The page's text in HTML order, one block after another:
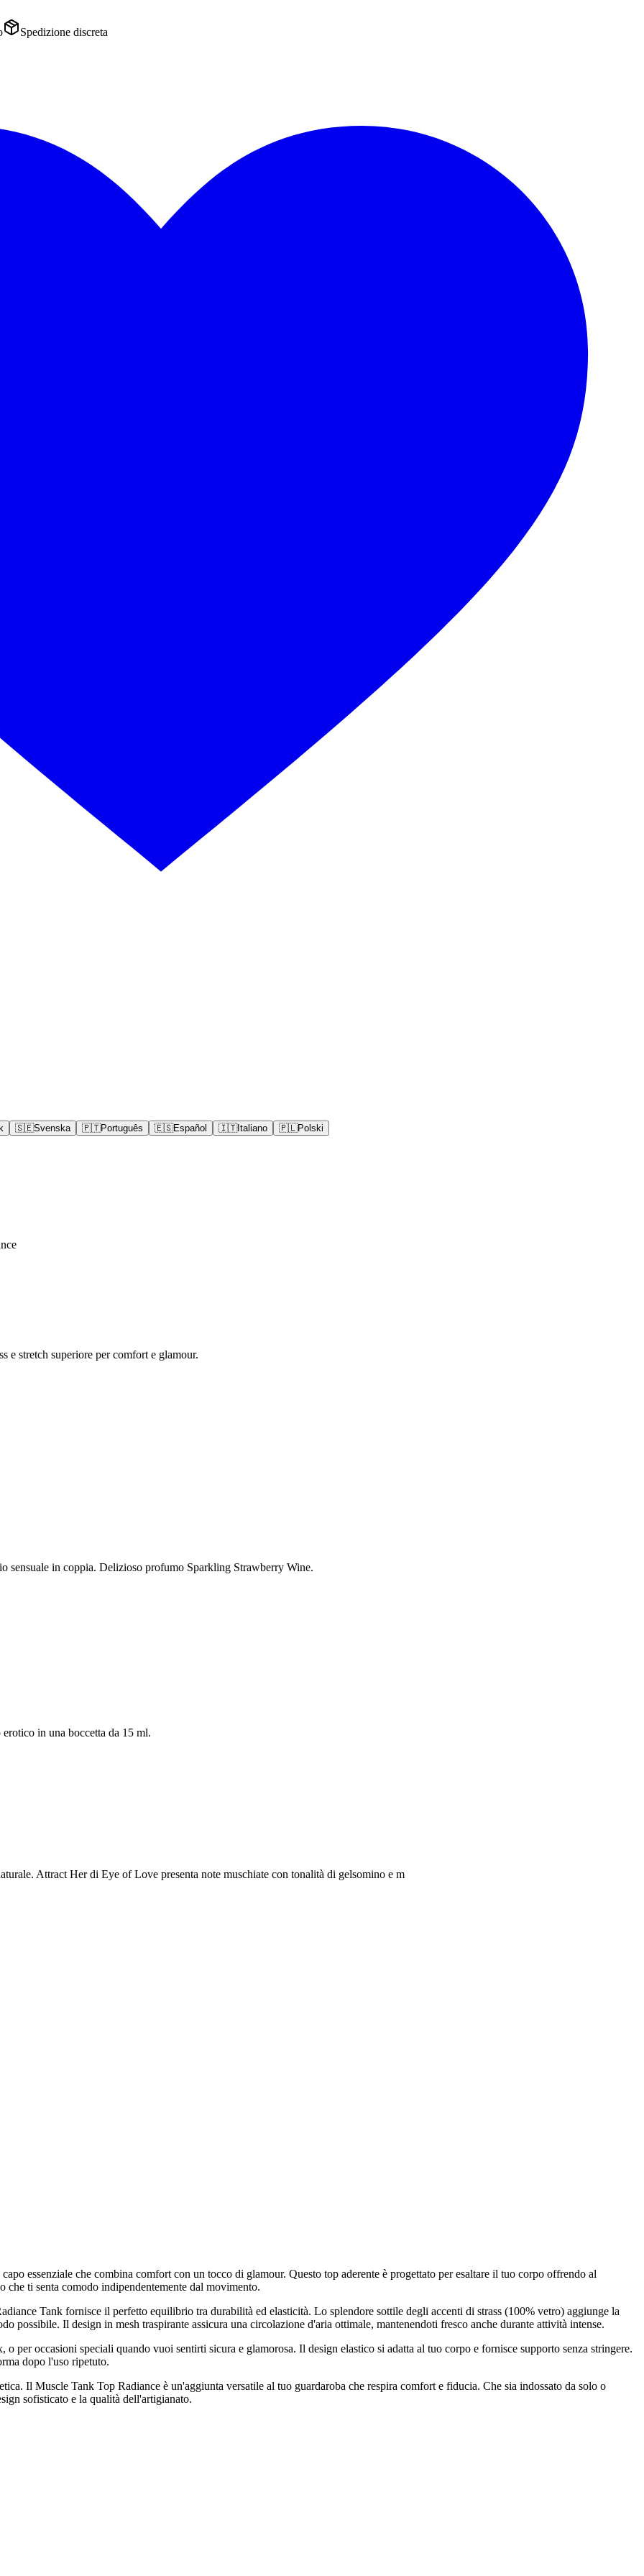
Spedizione discreta
🇸🇪Svenska 🇵🇹Português 🇪🇸Español 🇮🇹Italiano 🇵🇱Polski
e stretch superiore per comfort e glamour.
sensuale in coppia. Delizioso profumo Sparkling Strawberry Wine.
in una boccetta da 15 ml.
Attract Her di Eye of Love presenta note muschiate con tonalità di gelsomino e m
essenziale che combina comfort con un tocco di glamour. Questo top aderente è progettato per esaltare il tuo corpo offrendo al
che ti senta comodo indipendentemente dal movimento.
Tank fornisce il perfetto equilibrio tra durabilità ed elasticità. Lo splendore sottile degli accenti di strass (100% vetro) aggiunge la
possibile. Il design in mesh traspirante assicura una circolazione d'aria ottimale, mantenendoti fresco anche durante attività intense.
per occasioni speciali quando vuoi sentirti sicura e glamorosa. Il design elastico si adatta al tuo corpo e fornisce supporto senza stringere.
dopo l'uso ripetuto.
Il Muscle Tank Top Radiance è un'aggiunta versatile al tuo guardaroba che respira comfort e fiducia. Che sia indossato da solo o
sofisticato e la qualità dell'artigianato.